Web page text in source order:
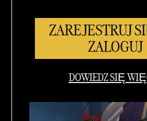
ZAREJESTRUJ
ZALOGUJ
DOWIEDZ SIĘ